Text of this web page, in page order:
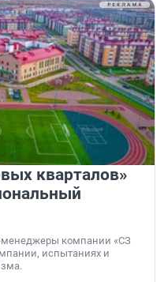
кварталов»
менеджеры компании «СЗ
испытаниях и